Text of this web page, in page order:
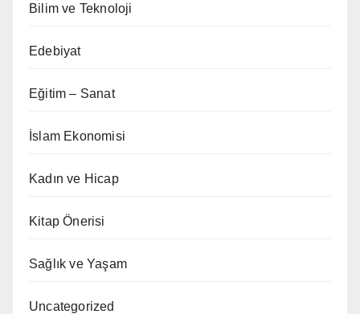
Bilim ve Teknoloji
Edebiyat
Eğitim – Sanat
İslam Ekonomisi
Kadın ve Hicap
Kitap Önerisi
Sağlık ve Yaşam
Uncategorized